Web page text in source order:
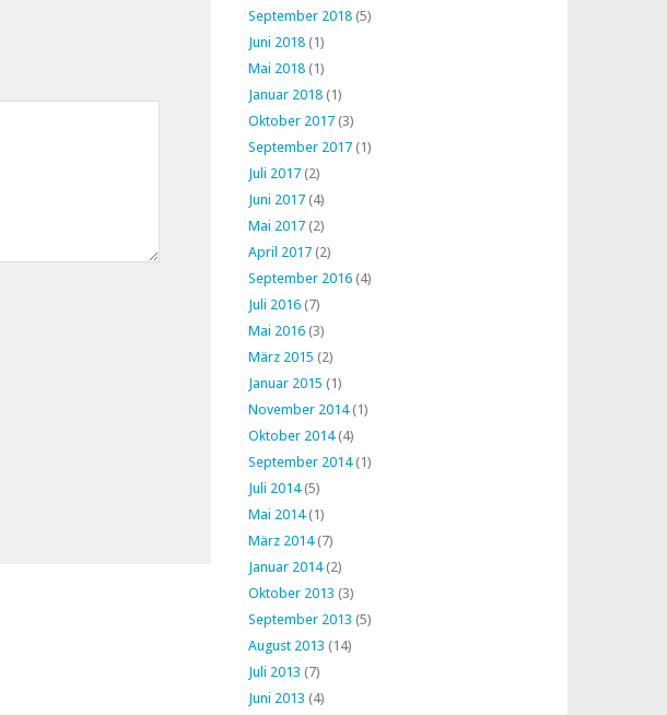
September 2018 (5)
Juni 2018 (1)
Mai 2018 (1)
Januar 2018 (1)
Oktober 2017 (3)
September 2017 (1)
Juli 2017 (2)
Juni 2017 (4)
Mai 2017 (2)
April 2017 (2)
September 2016 (4)
Juli 2016 (7)
Mai 2016 (3)
März 2015 (2)
Januar 2015 (1)
November 2014(1)
Oktober 2014(4)
September 2014(1)
Juli 2014(5)
Mai 2014(1)
März 2014(7)
Januar 2014(2)
Oktober 2013 (3)
September 2013 (5)
August 2013 (14)
Juli 2013 (7)
Juni 2013 (4)